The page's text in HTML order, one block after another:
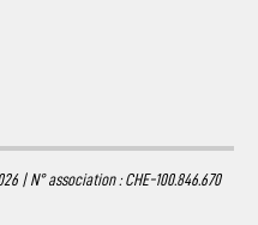
| N° association : CHE-100.846.670